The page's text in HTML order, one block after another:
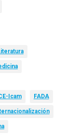
Icam FADA